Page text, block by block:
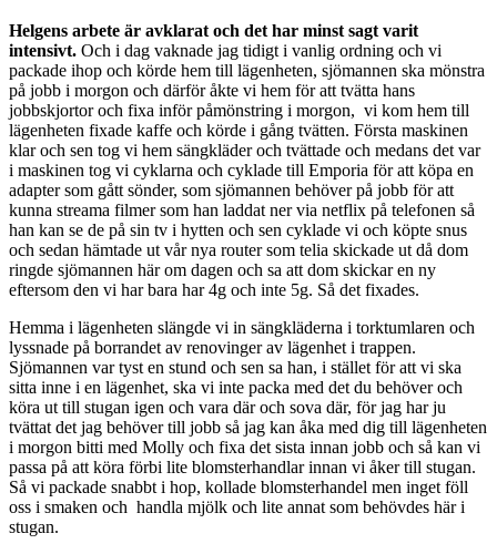
Helgens arbete är avklarat och det har minst sagt varit
intensivt. Och i dag vaknade jag tidigt i vanlig ordning och vi
packade ihop och körde hem till lägenheten, sjömannen ska mönstra
på jobb i morgon och därför åkte vi hem för att tvätta hans
jobbskjortor och fixa inför påmönstring i morgon, vi kom hem till
lägenheten fixade kaffe och körde i gång tvätten. Första maskinen
klar och sen tog vi hem sängkläder och tvättade och medans det var
i maskinen tog vi cyklarna och cyklade till Emporia för att köpa en
adapter som gått sönder, som sjömannen behöver på jobb för att
kunna streama filmer som han laddat ner via netflix på telefonen så
han kan se de på sin tv i hytten och sen cyklade vi och köpte snus
och sedan hämtade ut vår nya router som telia skickade ut då dom
ringde sjömannen här om dagen och sa att dom skickar en ny
eftersom den vi har bara har 4g och inte 5g. Så det fixades.
Hemma i lägenheten slängde vi in sängkläderna i torktumlaren och
lyssnade på borrandet av renovinger av lägenhet i trappen.
Sjömannen var tyst en stund och sen sa han, i stället för att vi ska
sitta inne i en lägenhet, ska vi inte packa med det du behöver och
köra ut till stugan igen och vara där och sova där, för jag har ju
tvättat det jag behöver till jobb så jag kan åka med dig till lägenheten
i morgon bitti med Molly och fixa det sista innan jobb och så kan vi
passa på att köra förbi lite blomsterhandlar innan vi åker till stugan.
Så vi packade snabbt i hop, kollade blomsterhandel men inget föll
oss i smaken och handla mjölk och lite annat som behövdes här i
stugan.